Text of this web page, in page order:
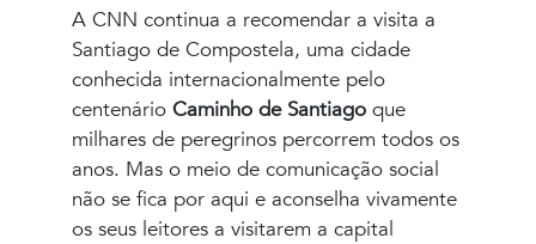
A CNN continua a recomendar a visita a
Santiago de Compostela, uma cidade
conhecida internacionalmente pelo
centenário Caminho de Santiago que
milhares de peregrinos percorrem todos os
anos. Mas o meio de comunicação social
não se fica por aqui e aconselha vivamente
os seus leitores a visitarem a capital